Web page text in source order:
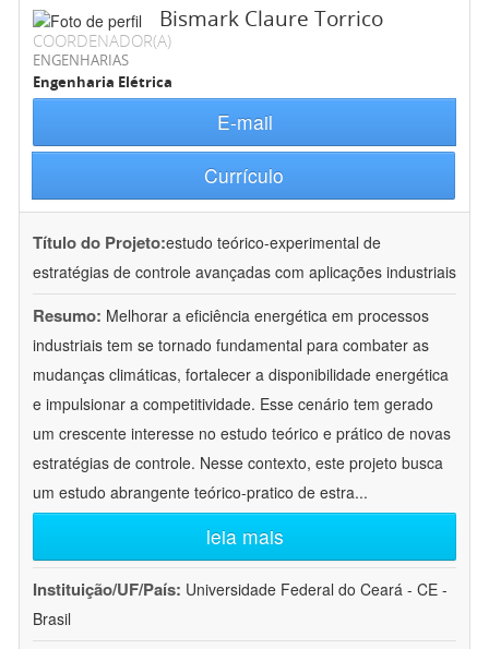
Bismark Claure Torrico
COORDENADOR(A)
ENGENHARIAS
Engenharia Elétrica
E-mail
Currículo
Título do Projeto:estudo teórico-experimental de
estratégias de controle avançadas com aplicações industriais
Resumo: Melhorar a eficiência energética em processos
industriais tem se tornado fundamental para combater as
mudanças climáticas, fortalecer a disponibilidade energética
e impulsionar a competitividade. Esse cenário tem gerado
um crescente interesse no estudo teórico e prático de novas
estratégias de controle. Nesse contexto, este projeto busca
um estudo abrangente teórico-pratico de estra...
leia mais
Instituição/UF/País: Universidade Federal do Ceará - CE -
Brasil